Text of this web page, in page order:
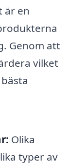
är en
Genom att
vilket
Olika
typer av